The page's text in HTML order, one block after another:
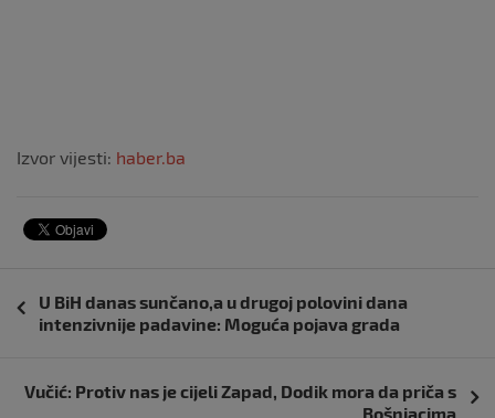
Izvor vijesti: haber.ba
objava
U BiH danas sunčano,a u drugoj polovini dana
intenzivnije padavine: Moguća pojava grada
Vučić: Protiv nas je cijeli Zapad, Dodik mora da priča s
Bošnjacima